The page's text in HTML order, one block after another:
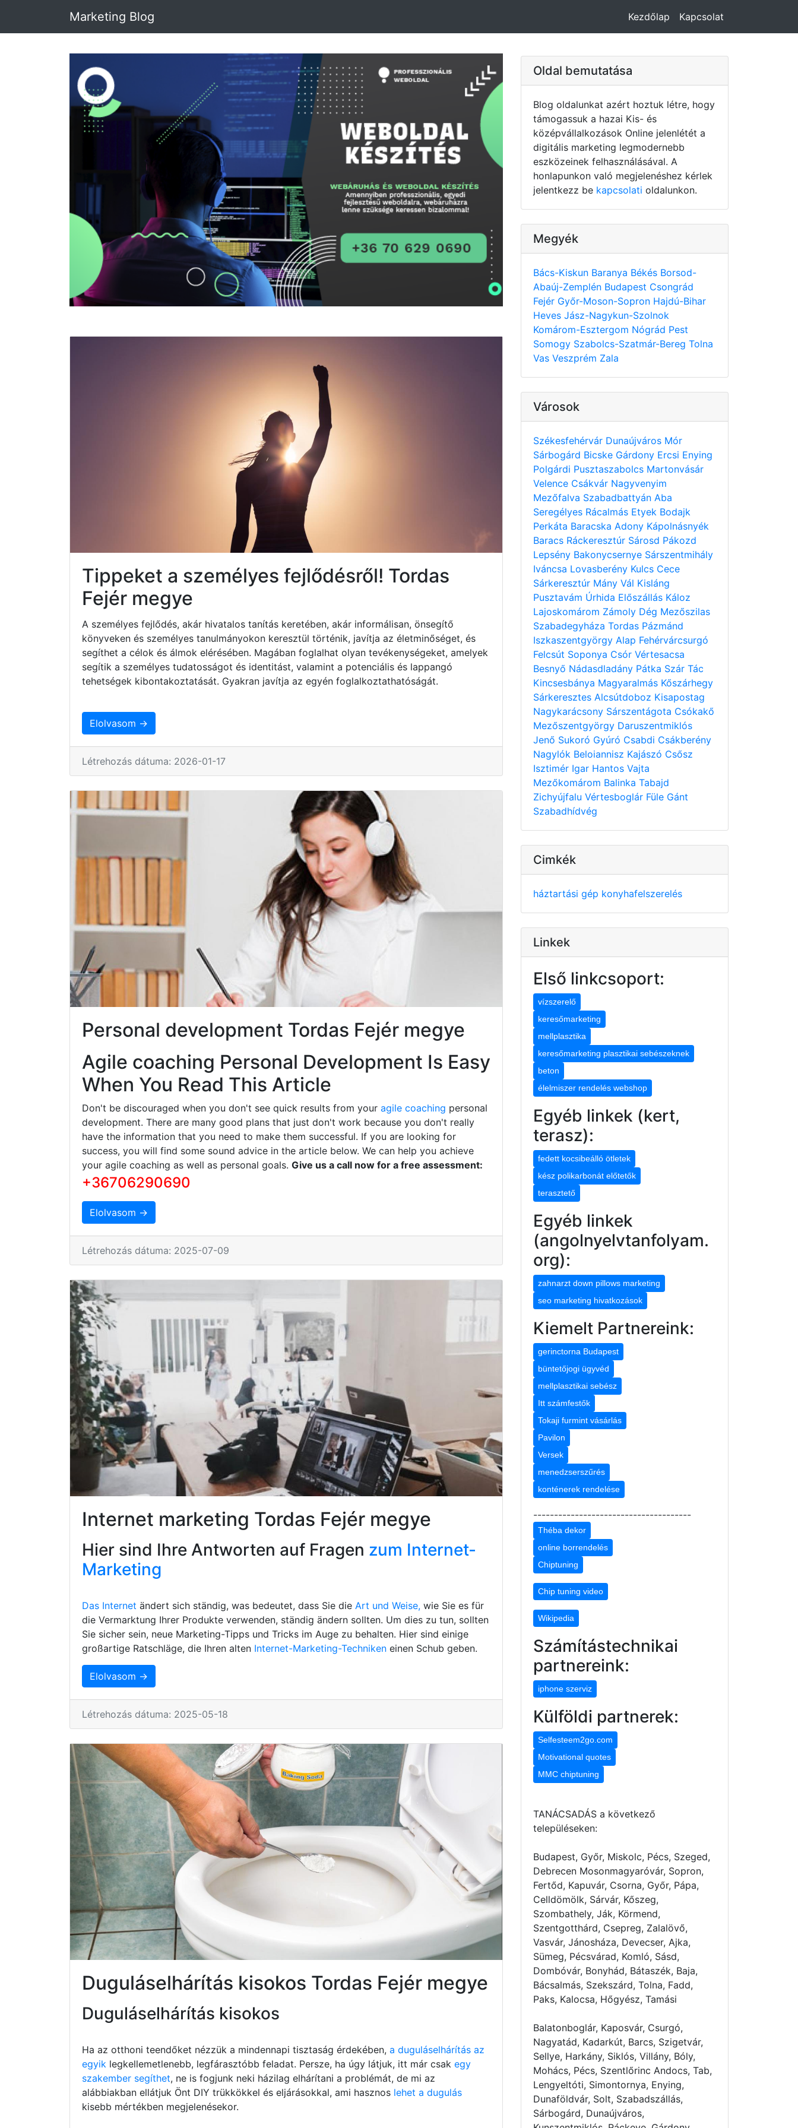
Marketing Blog Kezdőlap Kapcsolat
Tippeket a személyes fejlődésről! Tordas
Fejér megye
A személyes fejlődés, akár hivatalos tanítás keretében, akár informálisan, önsegítő
könyveken és személyes tanulmányokon keresztül történik, javítja az életminőséget, és
segíthet a célok és álmok elérésében. Magában foglalhat olyan tevékenységeket, amelyek
segítik a személyes tudatosságot és identitást, valamint a potenciális és lappangó
tehetségek kibontakoztatását. Gyakran javítja az egyén foglalkoztathatóságát.
Elolvasom →
Létrehozás dátuma: 2026-01-17
Personal development Tordas Fejér megye
Agile coaching Personal Development Is Easy
When You Read This Article
Don't be discouraged when you don't see quick results from your agile coaching personal
development. There are many good plans that just don't work because you don't really
have the information that you need to make them successful. If you are looking for
success, you will find some sound advice in the article below. We can help you achieve
your agile coaching as well as personal goals. Give us a call now for a free assessment:
+36706290690
Elolvasom →
Létrehozás dátuma: 2025-07-09
Internet marketing Tordas Fejér megye
Hier sind Ihre Antworten auf Fragen zum Internet-
Marketing
Das Internet ändert sich ständig, was bedeutet, dass Sie die Art und Weise, wie Sie es für
die Vermarktung Ihrer Produkte verwenden, ständig ändern sollten. Um dies zu tun, sollten
Sie sicher sein, neue Marketing-Tipps und Tricks im Auge zu behalten. Hier sind einige
großartige Ratschläge, die Ihren alten Internet-Marketing-Techniken einen Schub geben.
Elolvasom →
Létrehozás dátuma: 2025-05-18
Duguláselhárítás kisokos Tordas Fejér megye
Duguláselhárítás kisokos
Ha az otthoni teendőket nézzük a mindennapi tisztaság érdekében, a duguláselhárítás az
egyik legkellemetlenebb, legfárasztóbb feladat. Persze, ha úgy látjuk, itt már csak egy
szakember segíthet, ne is fogjunk neki házilag elhárítani a problémát, de mi az
alábbiakban ellátjuk Önt DIY trükkökkel és eljárásokkal, ami hasznos lehet a dugulás
kisebb mértékben megjelenésekor.
Oldal bemutatása
Blog oldalunkat azért hoztuk létre, hogy
támogassuk a hazai Kis- és
középvállalkozások Online jelenlétét a
digitális marketing legmodernebb
eszközeinek felhasználásával. A
honlapunkon való megjelenéshez kérlek
jelentkezz be kapcsolati oldalunkon.
Megyék
Bács-Kiskun Baranya Békés Borsod-
Abaúj-Zemplén Budapest Csongrád
Fejér Győr-Moson-Sopron Hajdú-Bihar
Heves Jász-Nagykun-Szolnok
Komárom-Esztergom Nógrád Pest
Somogy Szabolcs-Szatmár-Bereg Tolna
Vas Veszprém Zala
Városok
Székesfehérvár Dunaújváros Mór
Sárbogárd Bicske Gárdony Ercsi Enying
Polgárdi Pusztaszabolcs Martonvásár
Velence Csákvár Nagyvenyim
Mezőfalva Szabadbattyán Aba
Seregélyes Rácalmás Etyek Bodajk
Perkáta Baracska Adony Kápolnásnyék
Baracs Ráckeresztúr Sárosd Pákozd
Lepsény Bakonycsernye Sárszentmihály
Iváncsa Lovasberény Kulcs Cece
Sárkeresztúr Mány Vál Kisláng
Pusztavám Úrhida Előszállás Káloz
Lajoskomárom Zámoly Dég Mezőszilas
Szabadegyháza Tordas Pázmánd
Iszkaszentgyörgy Alap Fehérvárcsurgó
Felcsút Soponya Csór Vértesacsa
Besnyő Nádasdladány Pátka Szár Tác
Kincsesbánya Magyaralmás Kőszárhegy
Sárkeresztes Alcsútdoboz Kisapostag
Nagykarácsony Sárszentágota Csókakő
Mezőszentgyörgy Daruszentmiklós
Jenő Sukoró Gyúró Csabdi Csákberény
Nagylók Beloiannisz Kajászó Csősz
Isztimér Igar Hantos Vajta
Mezőkomárom Balinka Tabajd
Zichyújfalu Vértesboglár Füle Gánt
Szabadhídvég
Cimkék
háztartási gép konyhafelszerelés
Linkek
Első linkcsoport:
vízszerelő
keresőmarketing
mellplasztika
keresőmarketing plasztikai sebészeknek
beton
élelmiszer rendelés webshop
Egyéb linkek (kert,
terasz):
fedett kocsibeálló ötletek
kész polikarbonát előtetők
terasztető
Egyéb linkek
(angolnyelvtanfolyam.
org):
zahnarzt down pillows marketing
seo marketing hivatkozások
Kiemelt Partnereink:
gerinctorna Budapest
büntetőjogi ügyvéd
mellplasztikai sebész
Itt számfestők
Tokaji furmint vásárlás
Pavilon
Versek
menedzserszűrés
konténerek rendelése
--------------------------------------
Théba dekor
online borrendelés
Chiptuning
Chip tuning video
Wikipedia
Számítástechnikai
partnereink:
iphone szerviz
Külföldi partnerek:
Selfesteem2go.com
Motivational quotes
MMC chiptuning
TANÁCSADÁS a következő
településeken:
Budapest, Győr, Miskolc, Pécs, Szeged,
Debrecen Mosonmagyaróvár, Sopron,
Fertőd, Kapuvár, Csorna, Győr, Pápa,
Celldömölk, Sárvár, Kőszeg,
Szombathely, Ják, Körmend,
Szentgotthárd, Csepreg, Zalalövő,
Vasvár, Jánosháza, Devecser, Ajka,
Sümeg, Pécsvárad, Komló, Sásd,
Dombóvár, Bonyhád, Bátaszék, Baja,
Bácsalmás, Szekszárd, Tolna, Fadd,
Paks, Kalocsa, Hőgyész, Tamási
Balatonboglár, Kaposvár, Csurgó,
Nagyatád, Kadarkút, Barcs, Szigetvár,
Sellye, Harkány, Siklós, Villány, Bóly,
Mohács, Pécs, Szentlőrinc Andocs, Tab,
Lengyeltóti, Simontornya, Enying,
Dunaföldvár, Solt, Szabadszállás,
Sárbogárd, Dunaújváros,